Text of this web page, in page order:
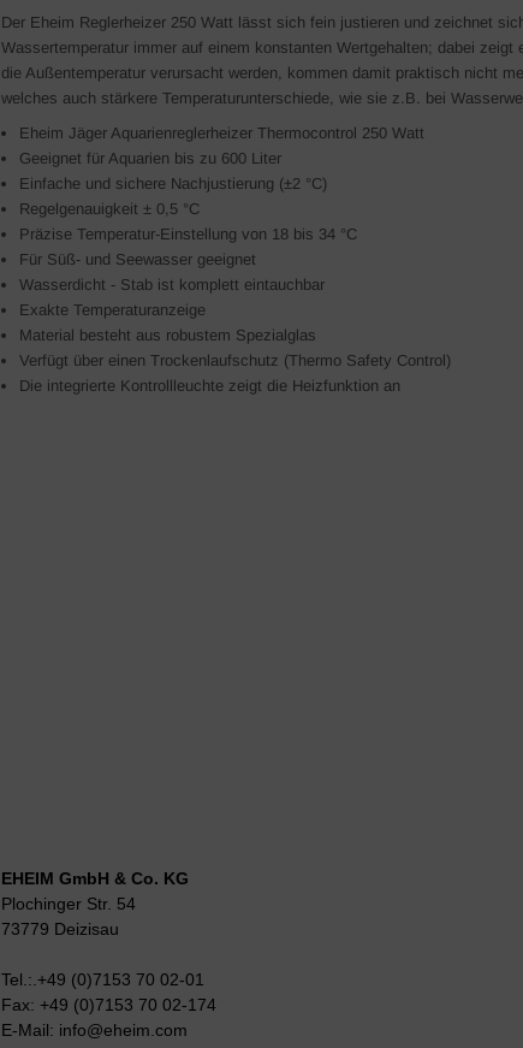
Der Eheim Reglerheizer 250 Watt lässt sich fein justieren und zeichnet
Wassertemperatur immer auf einem konstanten Wertgehalten; dabei
die Außentemperatur verursacht werden, kommen damit praktisch nicht
welches auch stärkere Temperaturunterschiede, wie sie z.B. bei
Eheim Jäger Aquarienreglerheizer Thermocontrol 250 Watt
Geeignet für Aquarien bis zu 600 Liter
Einfache und sichere Nachjustierung (±2 °C)
Regelgenauigkeit ± 0,5 °C
Präzise Temperatur-Einstellung von 18 bis 34 °C
Für Süß- und Seewasser geeignet
Wasserdicht - Stab ist komplett eintauchbar
Exakte Temperaturanzeige
Material besteht aus robustem Spezialglas
Verfügt über einen Trockenlaufschutz (Thermo Safety Control)
Die integrierte Kontrollleuchte zeigt die Heizfunktion an
EHEIM GmbH & Co. KG
Plochinger Str. 54
73779 Deizisau
Tel.:.+49 (0)7153 70 02-01
Fax: +49 (0)7153 70 02-174
E-Mail: info@eheim.com